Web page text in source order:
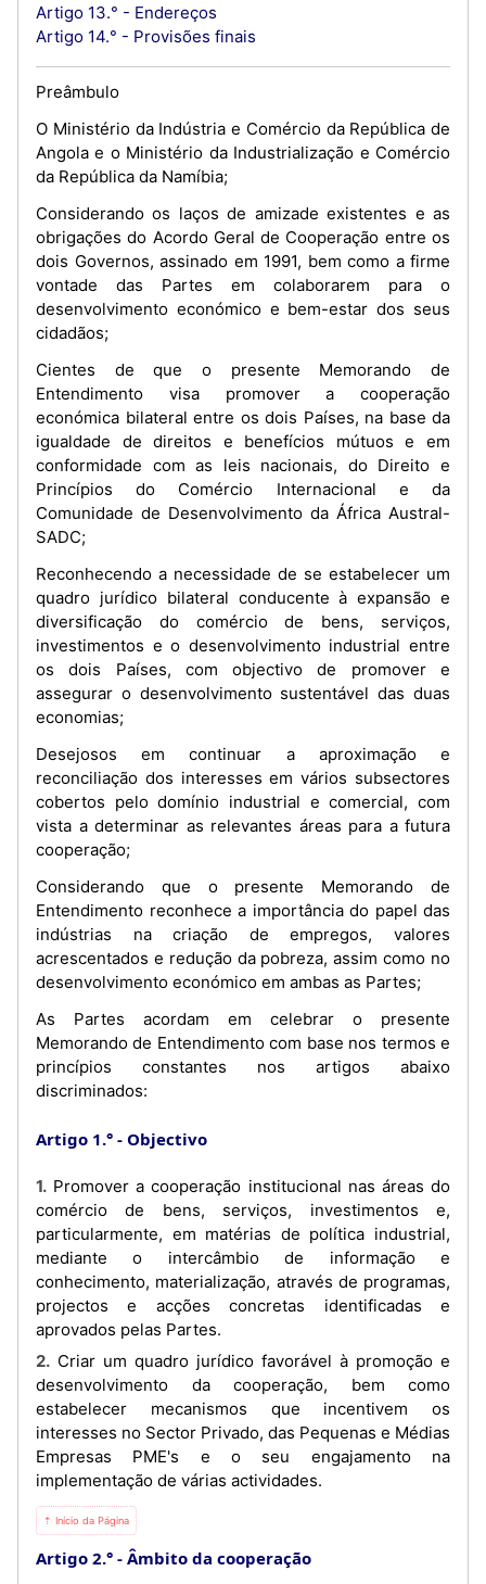
Artigo 13.° - Endereços
Artigo 14.° - Provisões finais
Preâmbulo
O Ministério da Indústria e Comércio da República de
Angola e o Ministério da Industrialização e Comércio
da República da Namíbia;
Considerando os laços de amizade existentes e as
obrigações do Acordo Geral de Cooperação entre os
dois Governos, assinado em 1991, bem como a firme
vontade das Partes em colaborarem para o
desenvolvimento económico e bem-estar dos seus
cidadãos;
Cientes de que o presente Memorando de
Entendimento visa promover a cooperação
económica bilateral entre os dois Países, na base da
igualdade de direitos e benefícios mútuos e em
conformidade com as leis nacionais, do Direito e
Princípios do Comércio Internacional e da
Comunidade de Desenvolvimento da África Austral-
SADC;
Reconhecendo a necessidade de se estabelecer um
quadro jurídico bilateral conducente à expansão e
diversificação do comércio de bens, serviços,
investimentos e o desenvolvimento industrial entre
os dois Países, com objectivo de promover e
assegurar o desenvolvimento sustentável das duas
economias;
Desejosos em continuar a aproximação e
reconciliação dos interesses em vários subsectores
cobertos pelo domínio industrial e comercial, com
vista a determinar as relevantes áreas para a futura
cooperação;
Considerando que o presente Memorando de
Entendimento reconhece a importância do papel das
indústrias na criação de empregos, valores
acrescentados e redução da pobreza, assim como no
desenvolvimento económico em ambas as Partes;
As Partes acordam em celebrar o presente
Memorando de Entendimento com base nos termos e
princípios constantes nos artigos abaixo
discriminados:
Artigo 1.° Objectivo
1. Promover a cooperação institucional nas áreas do
comércio de bens, serviços, investimentos e,
particularmente, em matérias de política industrial,
mediante o intercâmbio de informação e
conhecimento, materialização, através de programas,
projectos e acções concretas identificadas e
aprovados pelas Partes.
2. Criar um quadro jurídico favorável à promoção e
desenvolvimento da cooperação, bem como
estabelecer mecanismos que incentivem os
interesses no Sector Privado, das Pequenas e Médias
Empresas PME's e o seu engajamento na
implementação de várias actividades.
⇡ Início da Página
Artigo 2.° Âmbito da cooperação